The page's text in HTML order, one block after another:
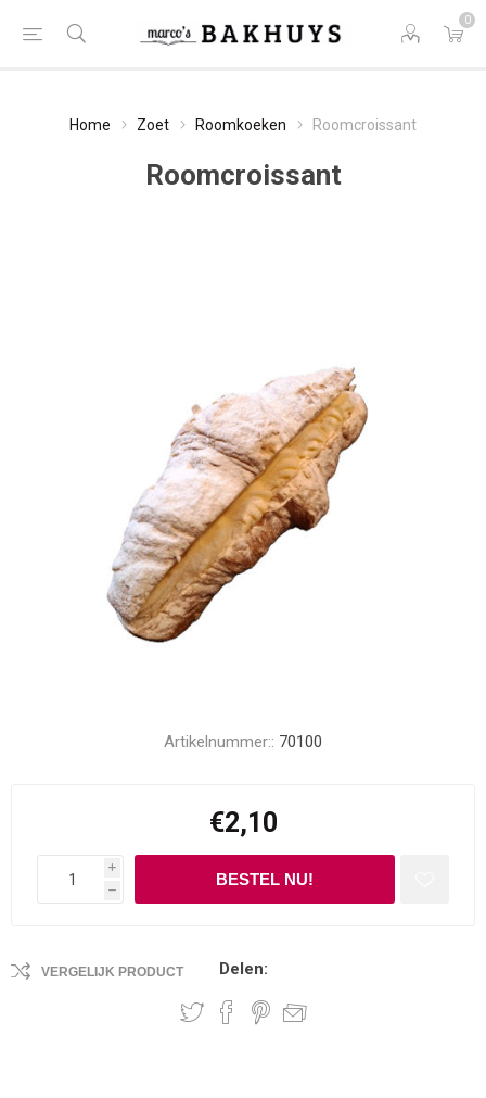
0
Home Zoet Roomkoeken Roomcroissant
Roomcroissant
VERGELIJK PRODUCT
Artikelnummer:: 70100
€2,10
i
h
Delen: